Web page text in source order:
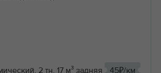
2 тн, 17 м³ задняя 45₽/км